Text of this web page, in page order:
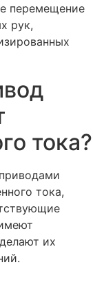
перемещение
рук,
тока?
тока,
их